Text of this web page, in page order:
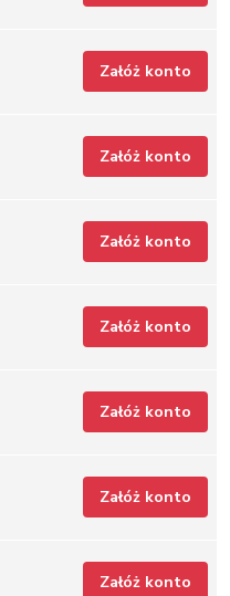
Załóż konto
Załóż konto
Załóż konto
Załóż konto
Załóż konto
Załóż konto
Załóż konto